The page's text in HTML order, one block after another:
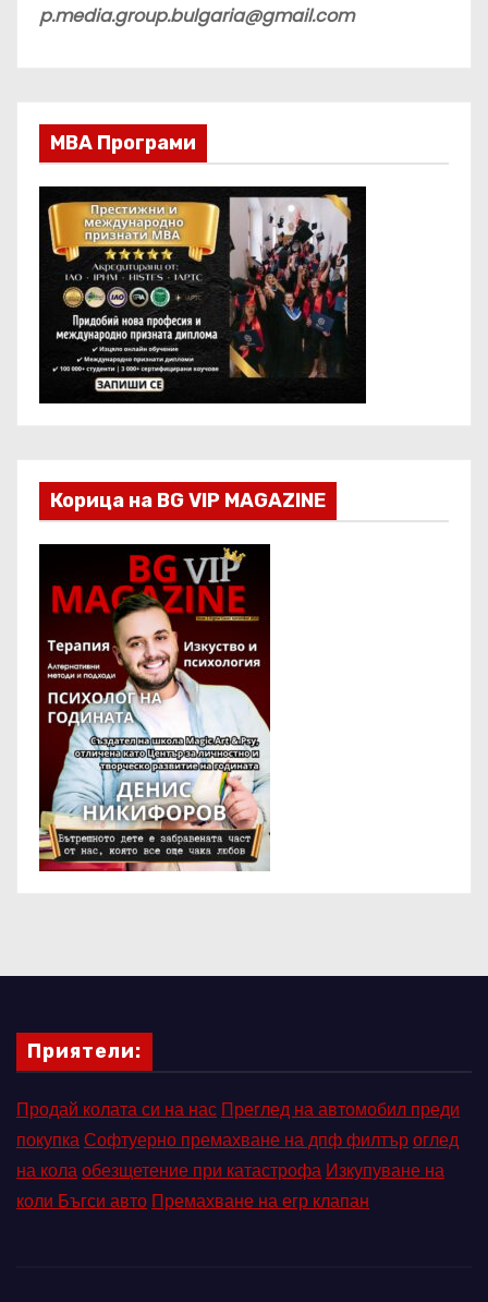
p.media.group.bulgaria@gmail.com
МВА Програми
Корица на BG VIP MAGAZINE
Приятели:
Продай колата си на нас Преглед на автомобил преди
покупкаСофтуерно премахване на дпф филтъроглед
на колаобезщетение при катастрофа Изкупуване на
коли Бъгси авто Премахване на егр клапан